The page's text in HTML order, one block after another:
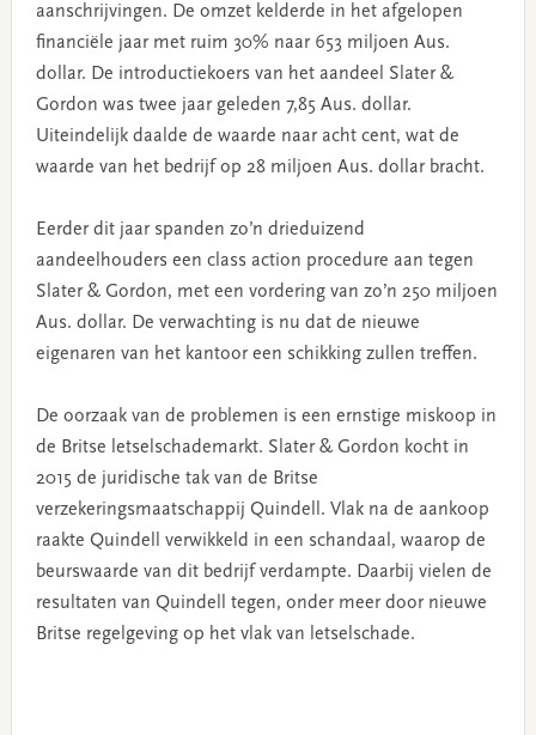
aanschrijvingen. De omzet kelderde in het afgelopen
financiële jaar met ruim 30% naar 653 miljoen Aus.
dollar. De introductiekoers van het aandeel Slater &
Gordon was twee jaar geleden 7,85 Aus. dollar.
Uiteindelijk daalde de waarde naar acht cent, wat de
waarde van het bedrijf op 28 miljoen Aus. dollar bracht.
Eerder dit jaar spanden zo’n drieduizend
aandeelhouders een class action procedure aan tegen
Slater & Gordon, met een vordering van zo’n 250 miljoen
Aus. dollar. De verwachting is nu dat de nieuwe
eigenaren van het kantoor een schikking zullen treffen.
De oorzaak van de problemen is een ernstige miskoop in
de Britse letselschademarkt. Slater & Gordon kocht in
2015 de juridische tak van de Britse
verzekeringsmaatschappij Quindell. Vlak na de aankoop
raakte Quindell verwikkeld in een schandaal, waarop de
beurswaarde van dit bedrijf verdampte. Daarbij vielen de
resultaten van Quindell tegen, onder meer door nieuwe
Britse regelgeving op het vlak van letselschade.